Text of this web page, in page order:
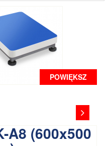
POWIĘKSZ
A8 (600x500